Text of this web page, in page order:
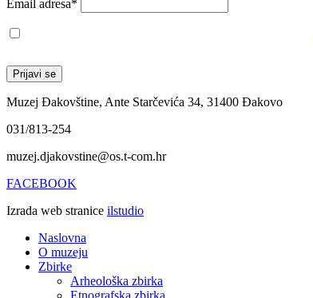
Email adresa*
Muzej Đakovštine, Ante Starčevića 34, 31400 Đakovo
031/813-254
muzej.djakovstine@os.t-com.hr
FACEBOOK
Izrada web stranice ilstudio
Naslovna
O muzeju
Zbirke
Arheološka zbirka